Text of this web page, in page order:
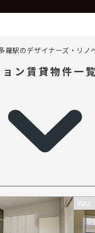
羅駅のデザイナーズ・リノ
ン賃貸物件一覧
FULL